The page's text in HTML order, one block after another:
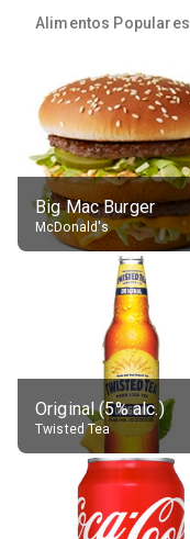
Alimentos Populares
Big Mac Burger
McDonald's
Original (5% alc.)
Twisted Tea